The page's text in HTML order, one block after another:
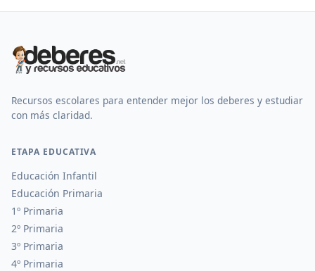
Recursos escolares para entender mejor los deberes y estudiar
con más claridad.
ETAPA EDUCATIVA
Educación Infantil
Educación Primaria
1º Primaria
2º Primaria
3º Primaria
4º Primaria